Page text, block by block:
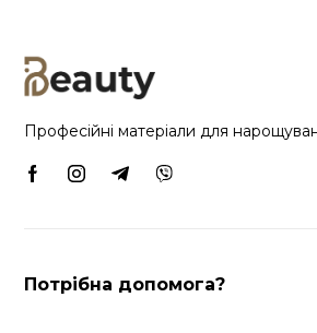
Професійні матеріали для
Потрібна допомога?